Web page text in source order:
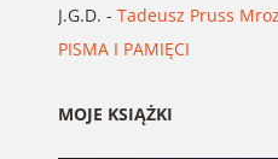
J.G.D. - Tadeusz Pruss
PISMA I PAMIĘCI
MOJE KSIĄŻKI